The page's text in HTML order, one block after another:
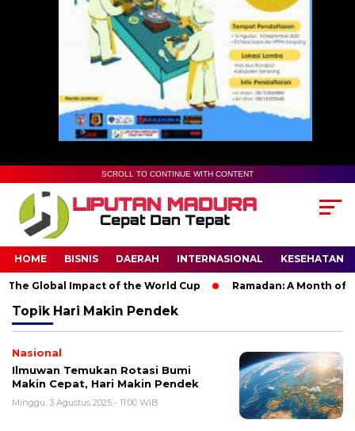
SCROLL TO CONTINUE WITH CONTENT
HOME BISNIS DAERAH INTERNASIONAL KESEHATAN
Global Impact of the World Cup Ramadan: A Month of
Topik Hari Makin Pendek
Nasional
Ilmuwan Temukan Rotasi Bumi
Makin Cepat, Hari Makin Pendek
Minggu, 3 Agustus 2025 - 11:00 WIB